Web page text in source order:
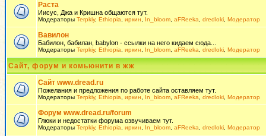
Раста
Иисус, Джа и Кришна общаются тут.
Модераторы Terpkiy, Ethiopia иркин In_bloom aFReeka dredloki Модератор
Вавилон
Бабилон, бабилан, babylon - ссылки на него кидаем сюда...
Модераторы Terpkiy, Ethiopia иркин In_bloom aFReeka dredloki Модератор
Сайт, форум и комьюнити в жж
Сайт www.dread.ru
Пожелания и предложения по работе сайта оставляем тут.
Модераторы Terpkiy, Ethiopia иркин In_bloom aFReeka dredloki Модератор
Форум www.dread.ru/forum
Глюки и недостатки форума озвучиваем тут.
Модераторы Terpkiy, Ethiopia иркин In_bloom aFReeka dredloki Модератор